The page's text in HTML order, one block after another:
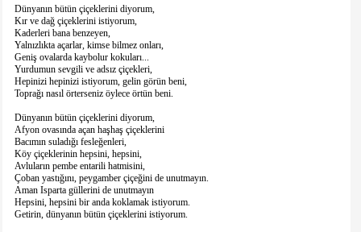
Dünyanın bütün çiçeklerini diyorum,
Kır ve dağ çiçeklerini istiyorum,
Kaderleri bana benzeyen,
Yalnızlıkta açarlar, kimse bilmez onları,
Geniş ovalarda kaybolur kokuları...
Yurdumun sevgili ve adsız çiçekleri,
Hepinizi hepinizi istiyorum, gelin görün beni,
Toprağı nasıl örterseniz öylece örtün beni.
Dünyanın bütün çiçeklerini diyorum,
Afyon ovasında açan haşhaş çiçeklerini
Bacımın suladığı fesleğenleri,
Köy çiçeklerinin hepsini, hepsini,
Avluların pembe entarili hatmisini,
Çoban yastığını, peygamber çiçeğini de unutmayın.
Aman Isparta güllerini de unutmayın
Hepsini, hepsini bir anda koklamak istiyorum.
Getirin, dünyanın bütün çiçeklerini istiyorum.